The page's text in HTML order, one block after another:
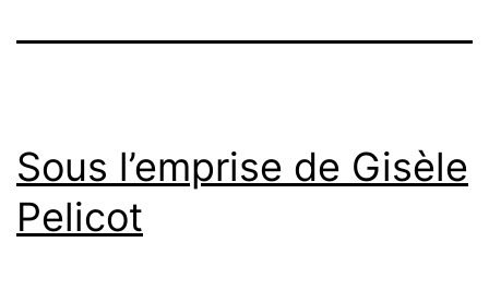
Sous l’emprise de Gisèle
Pelicot